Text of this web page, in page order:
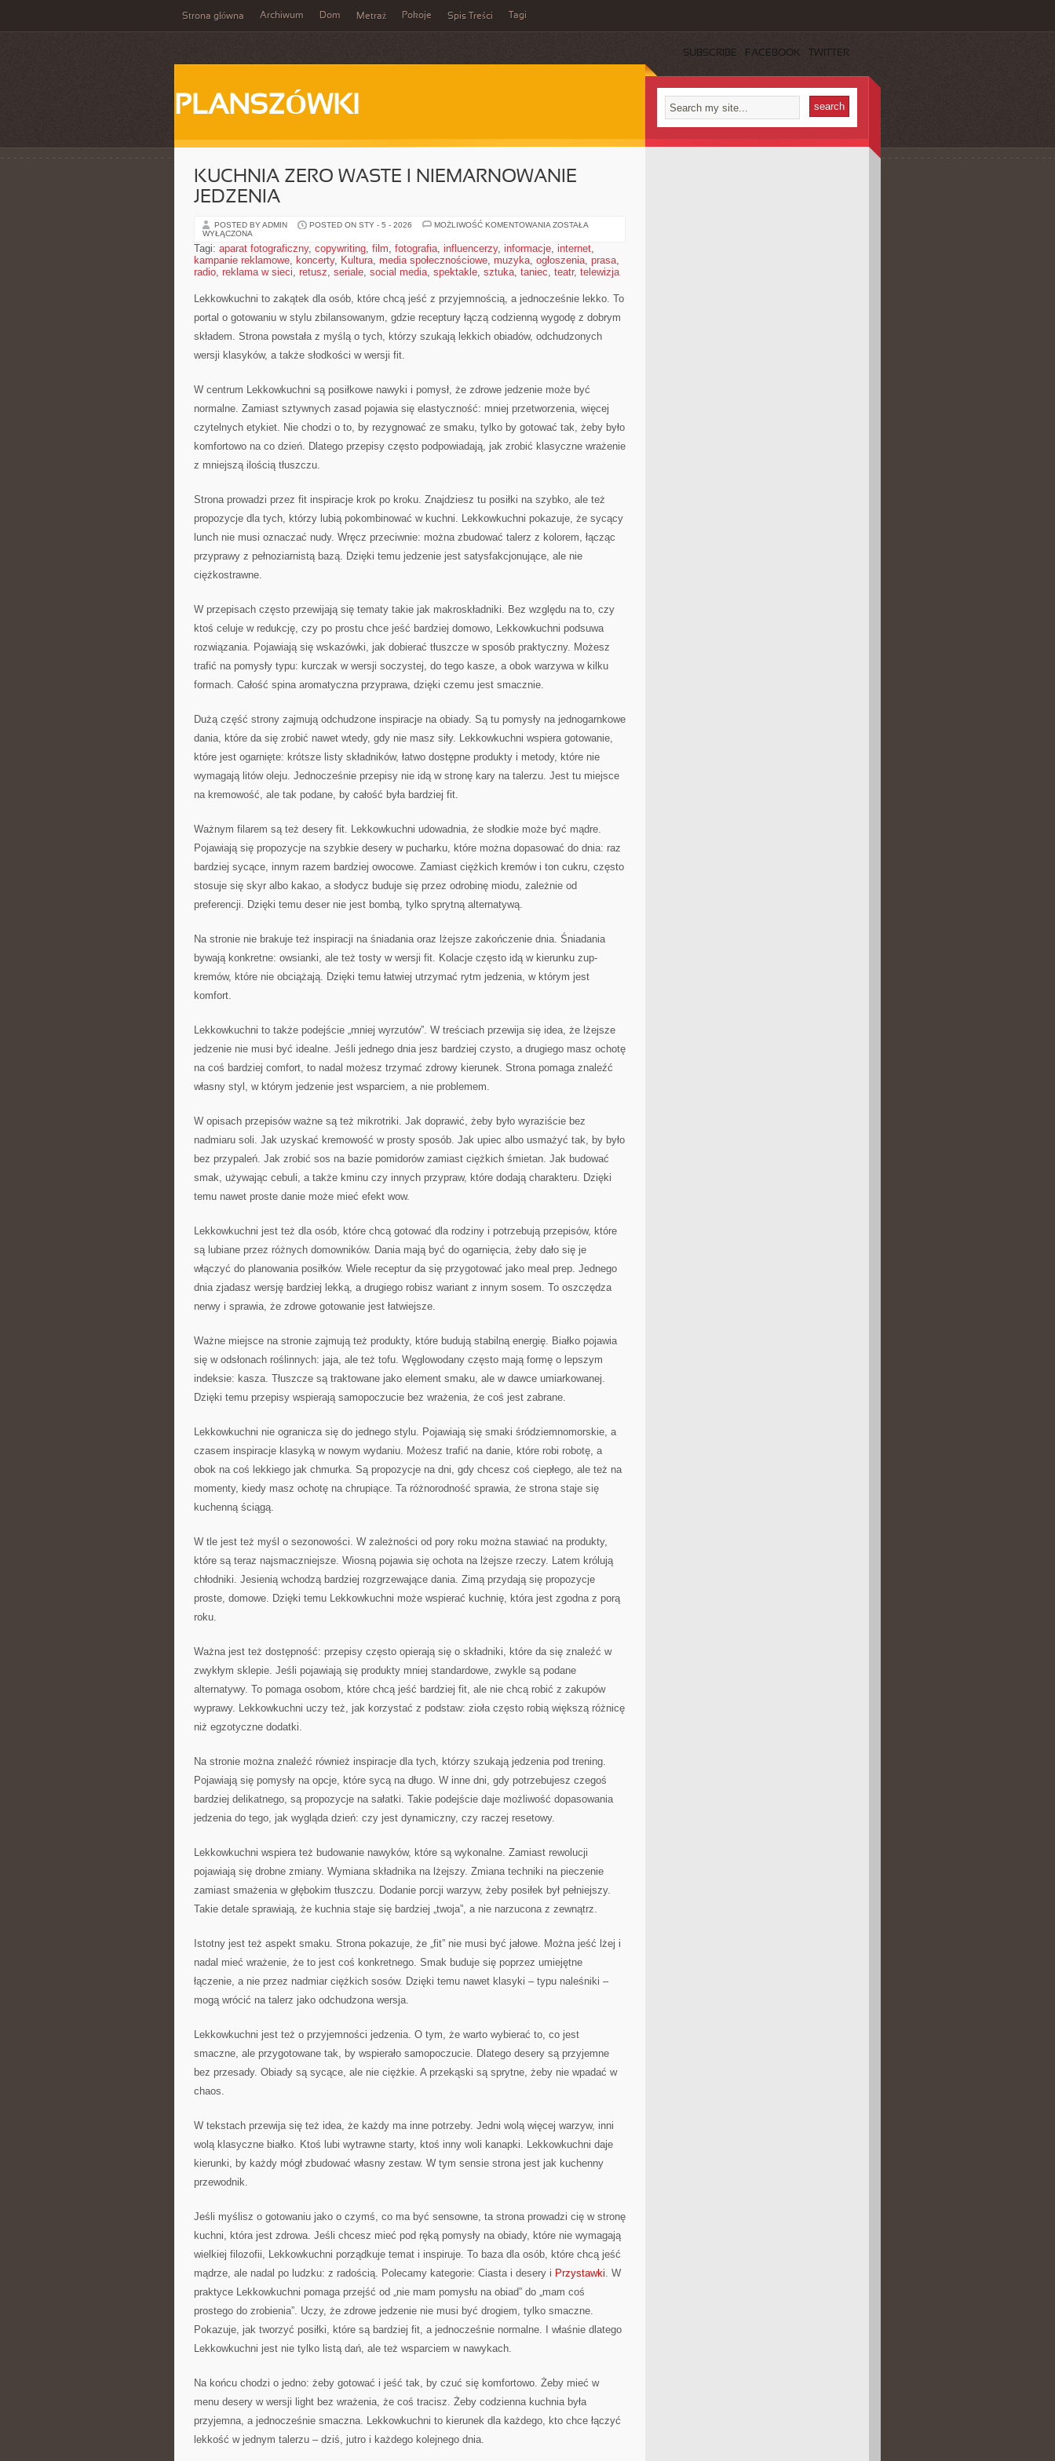
Strona główna Archiwum Dom Metraż Pokoje Spis Treści Tagi
SUBSCRIBE FACEBOOK TWITTER
PLANSZÓWKI
KUCHNIA ZERO WASTE I NIEMARNOWANIE
JEDZENIA
POSTED BY ADMIN POSTED ON STY - 5 - 2026 MOŻLIWOŚĆ KOMENTOWANIA KUCHNIA
I
NIEMARNOWANIE
JEDZENIA
ZOSTAŁA
WYŁĄCZONA
Tagi: aparat fotograficzny, copywriting, film, fotografia, influencerzy, informacje, internet,
kampanie reklamowe, koncerty, Kultura, media społecznościowe, muzyka, ogłoszenia, prasa,
radio, reklama w sieci, retusz, seriale, social media, spektakle, sztuka, taniec, teatr, telewizja
Lekkowkuchni to zakątek dla osób, które chcą jeść z przyjemnością, a jednocześnie lekko. To
portal o gotowaniu w stylu zbilansowanym, gdzie receptury łączą codzienną wygodę z dobrym
składem. Strona powstała z myślą o tych, którzy szukają lekkich obiadów, odchudzonych
wersji klasyków, a także słodkości w wersji fit.
W centrum Lekkowkuchni są posiłkowe nawyki i pomysł, że zdrowe jedzenie może być
normalne. Zamiast sztywnych zasad pojawia się elastyczność: mniej przetworzenia, więcej
czytelnych etykiet. Nie chodzi o to, by rezygnować ze smaku, tylko by gotować tak, żeby było
komfortowo na co dzień. Dlatego przepisy często podpowiadają, jak zrobić klasyczne wrażenie
z mniejszą ilością tłuszczu.
Strona prowadzi przez fit inspiracje krok po kroku. Znajdziesz tu posiłki na szybko, ale też
propozycje dla tych, którzy lubią pokombinować w kuchni. Lekkowkuchni pokazuje, że sycący
lunch nie musi oznaczać nudy. Wręcz przeciwnie: można zbudować talerz z kolorem, łącząc
przyprawy z pełnoziarnistą bazą. Dzięki temu jedzenie jest satysfakcjonujące, ale nie
ciężkostrawne.
W przepisach często przewijają się tematy takie jak makroskładniki. Bez względu na to, czy
ktoś celuje w redukcję, czy po prostu chce jeść bardziej domowo, Lekkowkuchni podsuwa
rozwiązania. Pojawiają się wskazówki, jak dobierać tłuszcze w sposób praktyczny. Możesz
trafić na pomysły typu: kurczak w wersji soczystej, do tego kasze, a obok warzywa w kilku
formach. Całość spina aromatyczna przyprawa, dzięki czemu jest smacznie.
Dużą część strony zajmują odchudzone inspiracje na obiady. Są tu pomysły na jednogarnkowe
dania, które da się zrobić nawet wtedy, gdy nie masz siły. Lekkowkuchni wspiera gotowanie,
które jest ogarnięte: krótsze listy składników, łatwo dostępne produkty i metody, które nie
wymagają litów oleju. Jednocześnie przepisy nie idą w stronę kary na talerzu. Jest tu miejsce
na kremowość, ale tak podane, by całość była bardziej fit.
Ważnym filarem są też desery fit. Lekkowkuchni udowadnia, że słodkie może być mądre.
Pojawiają się propozycje na szybkie desery w pucharku, które można dopasować do dnia: raz
bardziej sycące, innym razem bardziej owocowe. Zamiast ciężkich kremów i ton cukru, często
stosuje się skyr albo kakao, a słodycz buduje się przez odrobinę miodu, zależnie od
preferencji. Dzięki temu deser nie jest bombą, tylko sprytną alternatywą.
Na stronie nie brakuje też inspiracji na śniadania oraz lżejsze zakończenie dnia. Śniadania
bywają konkretne: owsianki, ale też tosty w wersji fit. Kolacje często idą w kierunku zup-
kremów, które nie obciążają. Dzięki temu łatwiej utrzymać rytm jedzenia, w którym jest
komfort.
Lekkowkuchni to także podejście „mniej wyrzutów”. W treściach przewija się idea, że lżejsze
jedzenie nie musi być idealne. Jeśli jednego dnia jesz bardziej czysto, a drugiego masz ochotę
na coś bardziej comfort, to nadal możesz trzymać zdrowy kierunek. Strona pomaga znaleźć
własny styl, w którym jedzenie jest wsparciem, a nie problemem.
W opisach przepisów ważne są też mikrotriki. Jak doprawić, żeby było wyraziście bez
nadmiaru soli. Jak uzyskać kremowość w prosty sposób. Jak upiec albo usmażyć tak, by było
bez przypaleń. Jak zrobić sos na bazie pomidorów zamiast ciężkich śmietan. Jak budować
smak, używając cebuli, a także kminu czy innych przypraw, które dodają charakteru. Dzięki
temu nawet proste danie może mieć efekt wow.
Lekkowkuchni jest też dla osób, które chcą gotować dla rodziny i potrzebują przepisów, które
są lubiane przez różnych domowników. Dania mają być do ogarnięcia, żeby dało się je
włączyć do planowania posiłków. Wiele receptur da się przygotować jako meal prep. Jednego
dnia zjadasz wersję bardziej lekką, a drugiego robisz wariant z innym sosem. To oszczędza
nerwy i sprawia, że zdrowe gotowanie jest łatwiejsze.
Ważne miejsce na stronie zajmują też produkty, które budują stabilną energię. Białko pojawia
się w odsłonach roślinnych: jaja, ale też tofu. Węglowodany często mają formę o lepszym
indeksie: kasza. Tłuszcze są traktowane jako element smaku, ale w dawce umiarkowanej.
Dzięki temu przepisy wspierają samopoczucie bez wrażenia, że coś jest zabrane.
Lekkowkuchni nie ogranicza się do jednego stylu. Pojawiają się smaki śródziemnomorskie, a
czasem inspiracje klasyką w nowym wydaniu. Możesz trafić na danie, które robi robotę, a
obok na coś lekkiego jak chmurka. Są propozycje na dni, gdy chcesz coś ciepłego, ale też na
momenty, kiedy masz ochotę na chrupiące. Ta różnorodność sprawia, że strona staje się
kuchenną ściągą.
W tle jest też myśl o sezonowości. W zależności od pory roku można stawiać na produkty,
które są teraz najsmaczniejsze. Wiosną pojawia się ochota na lżejsze rzeczy. Latem królują
chłodniki. Jesienią wchodzą bardziej rozgrzewające dania. Zimą przydają się propozycje
proste, domowe. Dzięki temu Lekkowkuchni może wspierać kuchnię, która jest zgodna z porą
roku.
Ważna jest też dostępność: przepisy często opierają się o składniki, które da się znaleźć w
zwykłym sklepie. Jeśli pojawiają się produkty mniej standardowe, zwykle są podane
alternatywy. To pomaga osobom, które chcą jeść bardziej fit, ale nie chcą robić z zakupów
wyprawy. Lekkowkuchni uczy też, jak korzystać z podstaw: zioła często robią większą różnicę
niż egzotyczne dodatki.
Na stronie można znaleźć również inspiracje dla tych, którzy szukają jedzenia pod trening.
Pojawiają się pomysły na opcje, które sycą na długo. W inne dni, gdy potrzebujesz czegoś
bardziej delikatnego, są propozycje na sałatki. Takie podejście daje możliwość dopasowania
jedzenia do tego, jak wygląda dzień: czy jest dynamiczny, czy raczej resetowy.
Lekkowkuchni wspiera też budowanie nawyków, które są wykonalne. Zamiast rewolucji
pojawiają się drobne zmiany. Wymiana składnika na lżejszy. Zmiana techniki na pieczenie
zamiast smażenia w głębokim tłuszczu. Dodanie porcji warzyw, żeby posiłek był pełniejszy.
Takie detale sprawiają, że kuchnia staje się bardziej „twoja”, a nie narzucona z zewnątrz.
Istotny jest też aspekt smaku. Strona pokazuje, że „fit” nie musi być jałowe. Można jeść lżej i
nadal mieć wrażenie, że to jest coś konkretnego. Smak buduje się poprzez umiejętne
łączenie, a nie przez nadmiar ciężkich sosów. Dzięki temu nawet klasyki – typu naleśniki –
mogą wrócić na talerz jako odchudzona wersja.
Lekkowkuchni jest też o przyjemności jedzenia. O tym, że warto wybierać to, co jest
smaczne, ale przygotowane tak, by wspierało samopoczucie. Dlatego desery są przyjemne
bez przesady. Obiady są sycące, ale nie ciężkie. A przekąski są sprytne, żeby nie wpadać w
chaos.
W tekstach przewija się też idea, że każdy ma inne potrzeby. Jedni wolą więcej warzyw, inni
wolą klasyczne białko. Ktoś lubi wytrawne starty, ktoś inny woli kanapki. Lekkowkuchni daje
kierunki, by każdy mógł zbudować własny zestaw. W tym sensie strona jest jak kuchenny
przewodnik.
Jeśli myślisz o gotowaniu jako o czymś, co ma być sensowne, ta strona prowadzi cię w stronę
kuchni, która jest zdrowa. Jeśli chcesz mieć pod ręką pomysły na obiady, które nie wymagają
wielkiej filozofii, Lekkowkuchni porządkuje temat i inspiruje. To baza dla osób, które chcą jeść
mądrze, ale nadal po ludzku: z radością. Polecamy kategorie: Ciasta i desery i Przystawki. W
praktyce Lekkowkuchni pomaga przejść od „nie mam pomysłu na obiad” do „mam coś
prostego do zrobienia”. Uczy, że zdrowe jedzenie nie musi być drogiem, tylko smaczne.
Pokazuje, jak tworzyć posiłki, które są bardziej fit, a jednocześnie normalne. I właśnie dlatego
Lekkowkuchni jest nie tylko listą dań, ale też wsparciem w nawykach.
Na końcu chodzi o jedno: żeby gotować i jeść tak, by czuć się komfortowo. Żeby mieć w
menu desery w wersji light bez wrażenia, że coś tracisz. Żeby codzienna kuchnia była
przyjemna, a jednocześnie smaczna. Lekkowkuchni to kierunek dla każdego, kto chce łączyć
lekkość w jednym talerzu – dziś, jutro i każdego kolejnego dnia.